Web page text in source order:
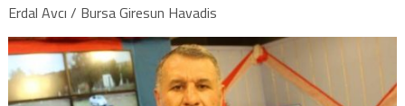
Erdal Avcı / Bursa Giresun Havadis